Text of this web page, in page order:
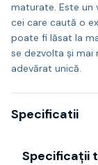
maturate. Este un
cei care caută o
poate fi lăsat la
se dezvolta și mai
adevărat unică.
Specificatii
Specificații